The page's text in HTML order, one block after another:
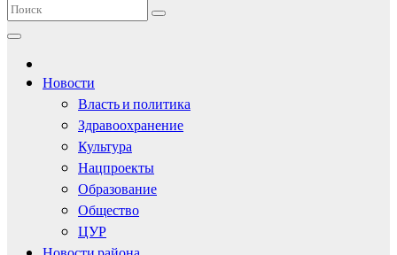
Новости
Власть и политика
Здравоохранение
Культура
Нацпроекты
Образование
Общество
ЦУР